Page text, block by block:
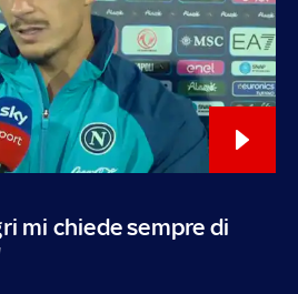
mi chiede sempre di